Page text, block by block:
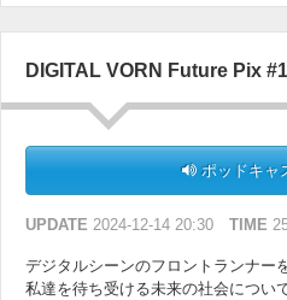
DIGITAL VORN Future Pix
ポッドキャ
UPDATE 2024-12-14 20:30 TIME
デジタルシーンのフロントランナー
私達を待ち受ける未来の社会につい